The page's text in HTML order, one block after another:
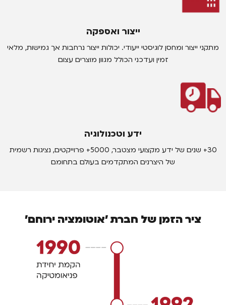
ייצור ואספקה
מתקני ייצור ומחסן לוגיסטי ייעודי. יכולות ייצור נרחבות אך גמישות, מלאי
זמין ועדכני הכולל מגוון מוצרים עצום
ידע וטכנולוגיה
30+ שנים של ידע מקצועי מצטבר, 5000+ פרוייקטים, נציגות רשמית
של היצרנים המתקדמים בעולם בתחומם
ציר הזמן של חברת 'אוטומציה ירוחם'